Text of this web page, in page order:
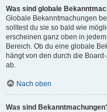
Was sind globale
Globale Bekanntmachungen
solltest du sie so bald wie
erscheinen ganz oben in
Bereich. Ob du eine globale
hängt von den durch die
ab.
Nach oben
Was sind